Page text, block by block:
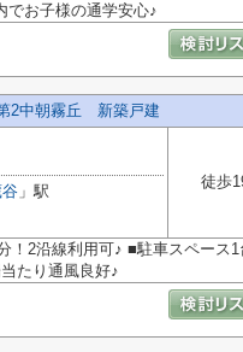
でお子様の通学安心♪
2中朝霧丘 新築戸建
谷 」駅
徒歩
！2沿線利用可♪ ■駐車スペース
たり通風良好♪